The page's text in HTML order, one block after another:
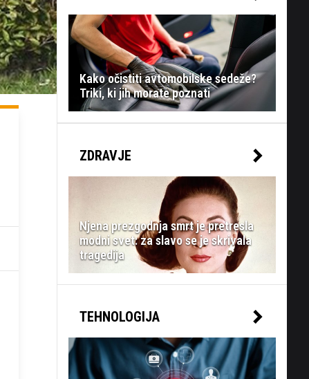
Kako očistiti avtomobilske sedeže?
Triki, ki jih morate poznati
ZDRAVJE
Njena prezgodnja smrt je pretresla
modni svet: za slavo se je skrivala
tragedija
TEHNOLOGIJA